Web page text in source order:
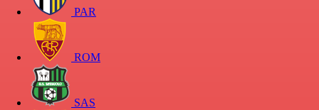
PAR
ROM
SAS